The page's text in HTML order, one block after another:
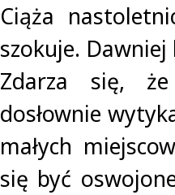
Ciąża
szokuje.
Zdarza się,
dosłownie
małych
się być